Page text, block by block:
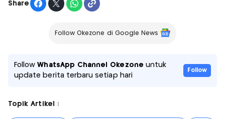
Share
Follow Okezone di Google News
FollowWhatsApp Channel Okezone untuk
update berita terbaru setiap hari
Follow
Topik Artikel :